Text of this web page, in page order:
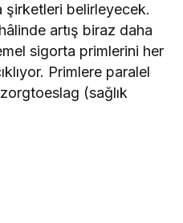
şirketleri belirleyecek.
artış biraz daha
sigorta primlerini her
Primlere paralel
(sağlık